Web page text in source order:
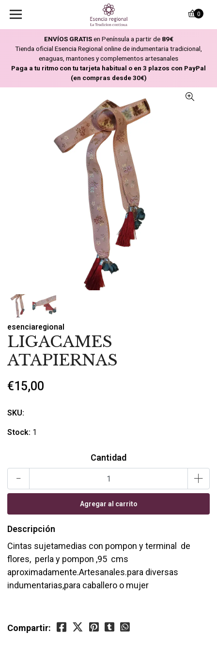
ENVÍOS GRATISen Península a partir de 89€
Tienda oficial Esencia Regional online de indumentaria tradicional,
enaguas, mantones y complementos artesanales
Paga a tu ritmo con tu tarjeta habitual o en 3 plazos con PayPal
(en compras desde 30€)
0
esenciaregional
LIGACAMES
ATAPIERNAS
€15,00
SKU:
Stock: 1
Cantidad
- +
Descripción
Cintas sujetamedias con pompon y terminal de
flores, perla y pompon ,95 cms
aproximadamente.Artesanales.para diversas
indumentarias,para caballero o mujer
Compartir: